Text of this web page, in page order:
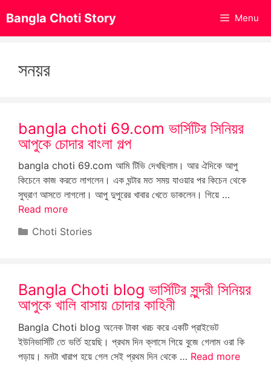
to
content
Bangla Choti Story Menu
সনয়র
bangla choti 69.com ভার্সিটির সিনিয়র
আপুকে চোদার বাংলা গল্প
bangla choti 69.com আমি টিভি দেখছিলাম। আর ঐদিকে আপু
কিচেনে কাজ করতে লাগলেন। এক ঘন্টার মত সময় যাওয়ার পর কিচেন থেকে
সুঘ্রাণ আসতে লাগলো। আপু দুপুরের খাবার খেতে ডাকলেন। গিয়ে …
Read more
Categories
Choti Stories
Bangla Choti blog ভার্সিটির সুন্দরী সিনিয়র
আপুকে খালি বাসায় চোদার কাহিনী
Bangla Choti blog অনেক টাকা খরচ করে একটি প্রাইভেট
ইউনিভার্সিটি তে ভর্তি হয়েছি। প্রথম দিন ক্লাসে গিয়ে বুজে গেলাম ওরা কি
পড়ায়। মনটা খারাপ হয়ে গেল সেই প্রথম দিন থেকে … Read more